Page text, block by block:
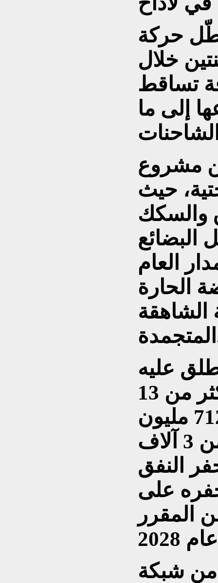
حركة
خلال
تساقط
إلى ما
مشروع
حيث
والسكك
البضائع
العام
الحارة
الشاهقة
عليه
اسم "نفق زوجيلا" أكثر من 13
كيلومترا وتقدّر تكلفته بـ712 مليون
دولار، وقد شارك أكثر من 3 آلاف
2020 في حفر النفق
على
المقرر
من شبكة